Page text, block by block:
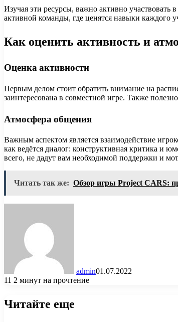
Изучая эти ресурсы, важно активно
активной команды, где ценятся навыки каждого
Как оценить активность и
Оценка активности
Первым делом стоит обратить внимание на
заинтересована в совместной игре. Также
Атмосфера общения
Важным аспектом является взаимодействие
как ведётся диалог: конструктивная критика и
всего, не дадут вам необходимой поддержки и
Читать так же: Обзор игры Project CARS:
admin01.07.2022
11 2 минут на прочтение
Читайте еще